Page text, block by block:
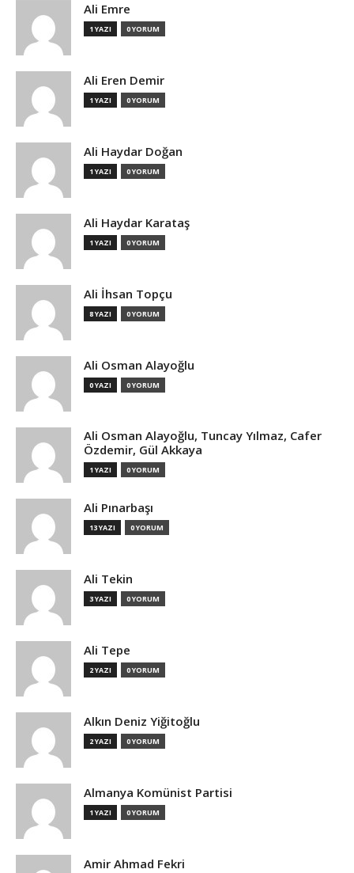
Ali Emre
1 YAZI 0 YORUM
Ali Eren Demir
1 YAZI 0 YORUM
Ali Haydar Doğan
1 YAZI 0 YORUM
Ali Haydar Karataş
1 YAZI 0 YORUM
Ali İhsan Topçu
8 YAZI 0 YORUM
Ali Osman Alayoğlu
0 YAZI 0 YORUM
Ali Osman Alayoğlu, Tuncay Yılmaz, Cafer
Özdemir, Gül Akkaya
1 YAZI 0 YORUM
Ali Pınarbaşı
13 YAZI 0 YORUM
Ali Tekin
3 YAZI 0 YORUM
Ali Tepe
2 YAZI 0 YORUM
Alkın Deniz Yiğitoğlu
2 YAZI 0 YORUM
Almanya Komünist Partisi
1 YAZI 0 YORUM
Amir Ahmad Fekri